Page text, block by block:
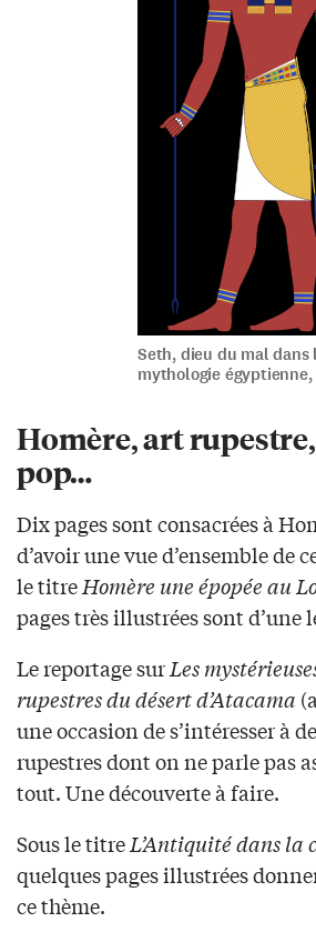
Seth, dieu du mal dans
mythologie égyptienne,
Homère, art
pop…
Dix pages sont consacrées à
d’avoir une vue d’ensemble de
le titreHomère une épopée au
pages très illustrées sont d’une
Le reportage surLes
rupestres du désert d’Atacama
une occasion de s’intéresser à
rupestres dont on ne parle pas
tout. Une découverte à faire.
Sous le titreL’Antiquité dans la
quelques pages illustrées
ce thème.